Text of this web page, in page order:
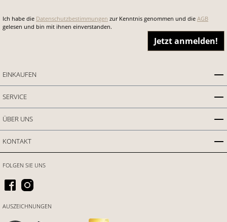
Ich habe die Datenschutzbestimmungen zur Kenntnis genommen und die AGB
gelesen und bin mit ihnen einverstanden.
Jetzt anmelden!
EINKAUFEN
SERVICE
ÜBER UNS
KONTAKT
FOLGEN SIE UNS
AUSZEICHNUNGEN